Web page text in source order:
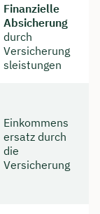
Finanzielle
Absicherung
durch
Versicherung
sleistungen
Einkommens
ersatz durch
die
Versicherung